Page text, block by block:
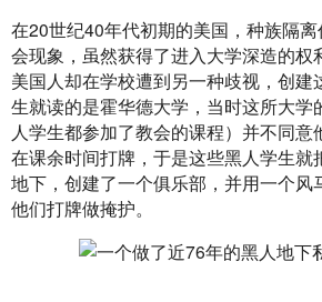
在20世纪40年代初期的美国，种族隔
会现象，虽然获得了进入大学深造的权
美国人却在学校遭到另一种歧视，创建
生就读的是霍华德大学，当时这所大学
人学生都参加了教会的课程）并不同
在课余时间打牌，于是这些黑人学生就
地下，创建了一个俱乐部，并用一个风
他们打牌做掩护。